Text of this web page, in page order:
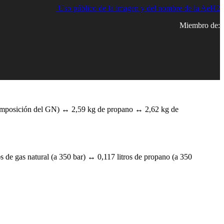
Uso público de la imagen y del nombre de la AeH2
Miembro de:
del GN) ↔ 2,59 kg de propano ↔ 2,62 kg de
gas natural (a 350 bar) ↔ 0,117 litros de propano (a 350